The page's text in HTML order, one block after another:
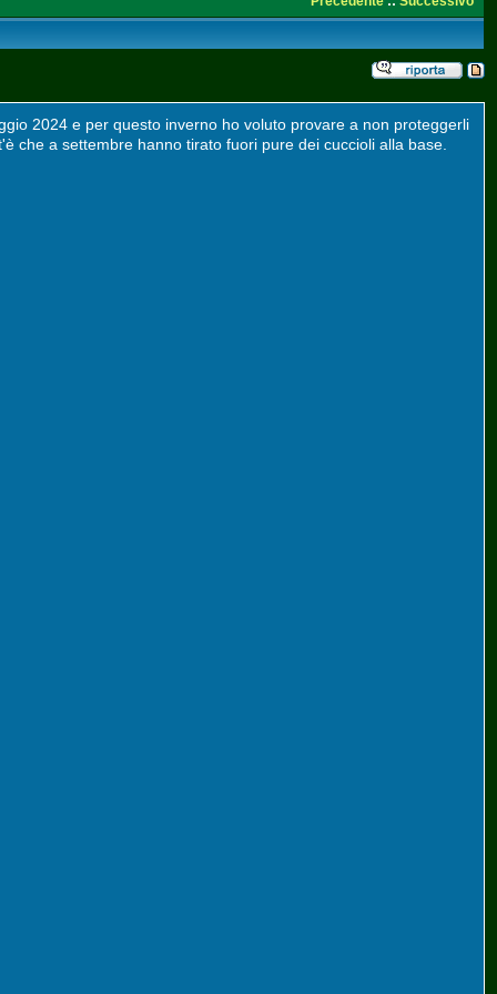
2024 e per questo inverno ho voluto provare a non proteggerli
che a settembre hanno tirato fuori pure dei cuccioli alla base.